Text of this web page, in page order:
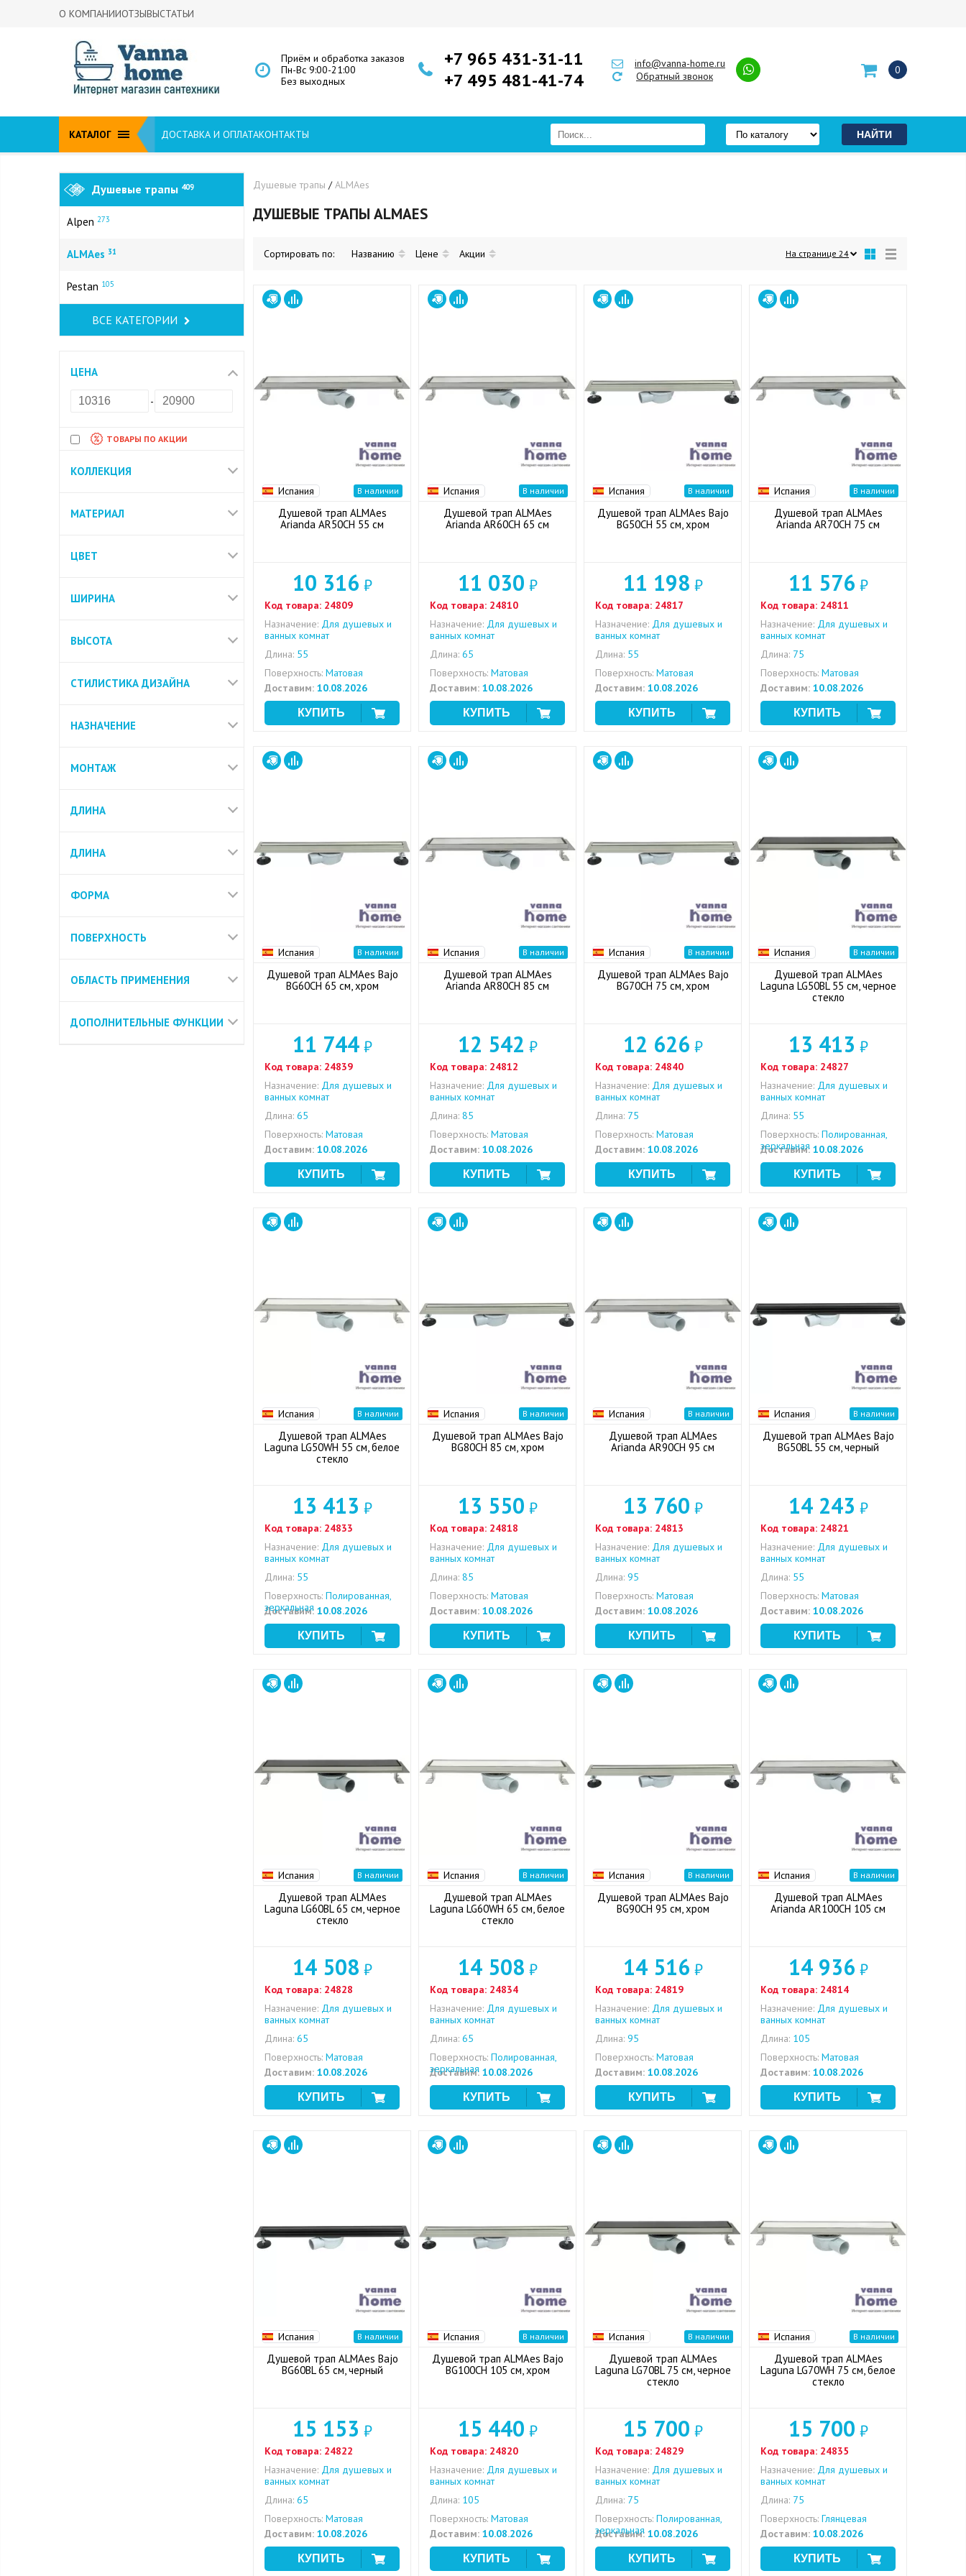
О КОМПАНИИОТЗЫВЫСТАТЬИ
Приём и обработка заказов
Пн-Вс 9:00-21:00
Без выходных
+7 965 431-31-11
+7 495 481-41-74
info@vanna-home.ru
Обратный звонок
0
КАТАЛОГ ДОСТАВКА И ОПЛАТАКОНТАКТЫ
Душевые трапы 409
Alpen 273
ALMAes 31
Pestan 105
ВСЕ КАТЕГОРИИ
ЦЕНА
-
ТОВАРЫ ПО АКЦИИ
КОЛЛЕКЦИЯ
МАТЕРИАЛ
ЦВЕТ
ШИРИНА
ВЫСОТА
СТИЛИСТИКА ДИЗАЙНА
НАЗНАЧЕНИЕ
МОНТАЖ
ДЛИНА
ДЛИНА
ФОРМА
ПОВЕРХНОСТЬ
ОБЛАСТЬ ПРИМЕНЕНИЯ
ДОПОЛНИТЕЛЬНЫЕ ФУНКЦИИ
Душевые трапы /ALMAes
ДУШЕВЫЕ ТРАПЫ ALMAES
Сортировать по: Названию Цене Акции На странице 24
Испания В наличии
Душевой трап ALMAes
Arianda AR50CH 55 см
10 316 ₽
Код товара: 24809
Назначение: Для душевых и
ванных комнат
Длина: 55
Поверхность: Матовая
Доставим: 10.08.2026
Испания В наличии
Душевой трап ALMAes
Arianda AR60CH 65 см
11 030 ₽
Код товара: 24810
Назначение: Для душевых и
ванных комнат
Длина: 65
Поверхность: Матовая
Доставим: 10.08.2026
Испания В наличии
Душевой трап ALMAes Bajo
BG50CH 55 см, хром
11 198 ₽
Код товара: 24817
Назначение: Для душевых и
ванных комнат
Длина: 55
Поверхность: Матовая
Доставим: 10.08.2026
Испания В наличии
Душевой трап ALMAes
Arianda AR70CH 75 см
11 576 ₽
Код товара: 24811
Назначение: Для душевых и
ванных комнат
Длина: 75
Поверхность: Матовая
Доставим: 10.08.2026
Испания В наличии
Душевой трап ALMAes Bajo
BG60CH 65 см, хром
11 744₽
Код товара: 24839
Назначение: Для душевых и
ванных комнат
Длина: 65
Поверхность: Матовая
Доставим: 10.08.2026
Испания В наличии
Душевой трап ALMAes
Arianda AR80CH 85 см
12 542 ₽
Код товара: 24812
Назначение: Для душевых и
ванных комнат
Длина: 85
Поверхность: Матовая
Доставим: 10.08.2026
Испания В наличии
Душевой трап ALMAes Bajo
BG70CH 75 см, хром
12 626 ₽
Код товара: 24840
Назначение: Для душевых и
ванных комнат
Длина: 75
Поверхность: Матовая
Доставим: 10.08.2026
Испания В наличии
Душевой трап ALMAes
Laguna LG50BL 55 см, черное
стекло
13 413 ₽
Код товара: 24827
Назначение: Для душевых и
ванных комнат
Длина: 55
Поверхность: Полированная,
зеркальная
Доставим: 10.08.2026
Испания В наличии
Душевой трап ALMAes
Laguna LG50WH 55 см, белое
стекло
13 413 ₽
Код товара: 24833
Назначение: Для душевых и
ванных комнат
Длина: 55
Поверхность: Полированная,
зеркальная
Доставим: 10.08.2026
Испания В наличии
Душевой трап ALMAes Bajo
BG80CH 85 см, хром
13 550 ₽
Код товара: 24818
Назначение: Для душевых и
ванных комнат
Длина: 85
Поверхность: Матовая
Доставим: 10.08.2026
Испания В наличии
Душевой трап ALMAes
Arianda AR90CH 95 см
13 760 ₽
Код товара: 24813
Назначение: Для душевых и
ванных комнат
Длина: 95
Поверхность: Матовая
Доставим: 10.08.2026
Испания В наличии
Душевой трап ALMAes Bajo
BG50BL 55 см, черный
14 243 ₽
Код товара: 24821
Назначение: Для душевых и
ванных комнат
Длина: 55
Поверхность: Матовая
Доставим: 10.08.2026
Испания В наличии
Душевой трап ALMAes
Laguna LG60BL 65 см, черное
стекло
14 508 ₽
Код товара: 24828
Назначение: Для душевых и
ванных комнат
Длина: 65
Поверхность: Матовая
Доставим: 10.08.2026
Испания В наличии
Душевой трап ALMAes
Laguna LG60WH 65 см, белое
стекло
14 508 ₽
Код товара: 24834
Назначение: Для душевых и
ванных комнат
Длина: 65
Поверхность: Полированная,
зеркальная
Доставим: 10.08.2026
Испания В наличии
Душевой трап ALMAes Bajo
BG90CH 95 см, хром
14 516 ₽
Код товара: 24819
Назначение: Для душевых и
ванных комнат
Длина: 95
Поверхность: Матовая
Доставим: 10.08.2026
Испания В наличии
Душевой трап ALMAes
Arianda AR100CH 105 см
14 936 ₽
Код товара: 24814
Назначение: Для душевых и
ванных комнат
Длина: 105
Поверхность: Матовая
Доставим: 10.08.2026
Испания В наличии
Душевой трап ALMAes Bajo
BG60BL 65 см, черный
15 153 ₽
Код товара: 24822
Назначение: Для душевых и
ванных комнат
Длина: 65
Поверхность: Матовая
Доставим: 10.08.2026
Испания В наличии
Душевой трап ALMAes Bajo
BG100CH 105 см, хром
15 440 ₽
Код товара: 24820
Назначение: Для душевых и
ванных комнат
Длина: 105
Поверхность: Матовая
Доставим: 10.08.2026
Испания В наличии
Душевой трап ALMAes
Laguna LG70BL 75 см, черное
стекло
15 700 ₽
Код товара: 24829
Назначение: Для душевых и
ванных комнат
Длина: 75
Поверхность: Полированная,
зеркальная
Доставим: 10.08.2026
Испания В наличии
Душевой трап ALMAes
Laguna LG70WH 75 см, белое
стекло
15 700 ₽
Код товара: 24835
Назначение: Для душевых и
ванных комнат
Длина: 75
Поверхность: Глянцевая
Доставим: 10.08.2026